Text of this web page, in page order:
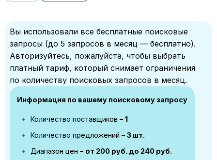
Вы использовали все бесплатные поисковые
запросы (до 5 запросов в месяц — бесплатно).
Авторизуйтесь, пожалуйста, чтобы выбрать
платный тариф, который снимает ограничения
по количеству поисковых запросов в месяц.
Информация по вашему поисковому запросу
Количество поставщиков – 1
Количество предложений – 3 шт.
Диапазон цен – от 200 руб. до 240 руб.